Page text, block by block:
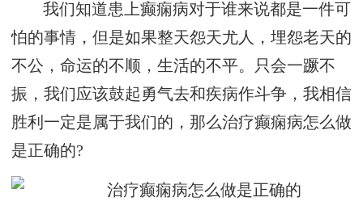
我们知道患上癫痫病对于谁来说都是一件可
怕的事情，但是如果整天怨天尤人，埋怨老天的
不公，命运的不顺，生活的不平。只会一蹶不
振，我们应该鼓起勇气去和疾病作斗争，我相信
胜利一定是属于我们的，那么治疗癫痫病怎么做
是正确的?